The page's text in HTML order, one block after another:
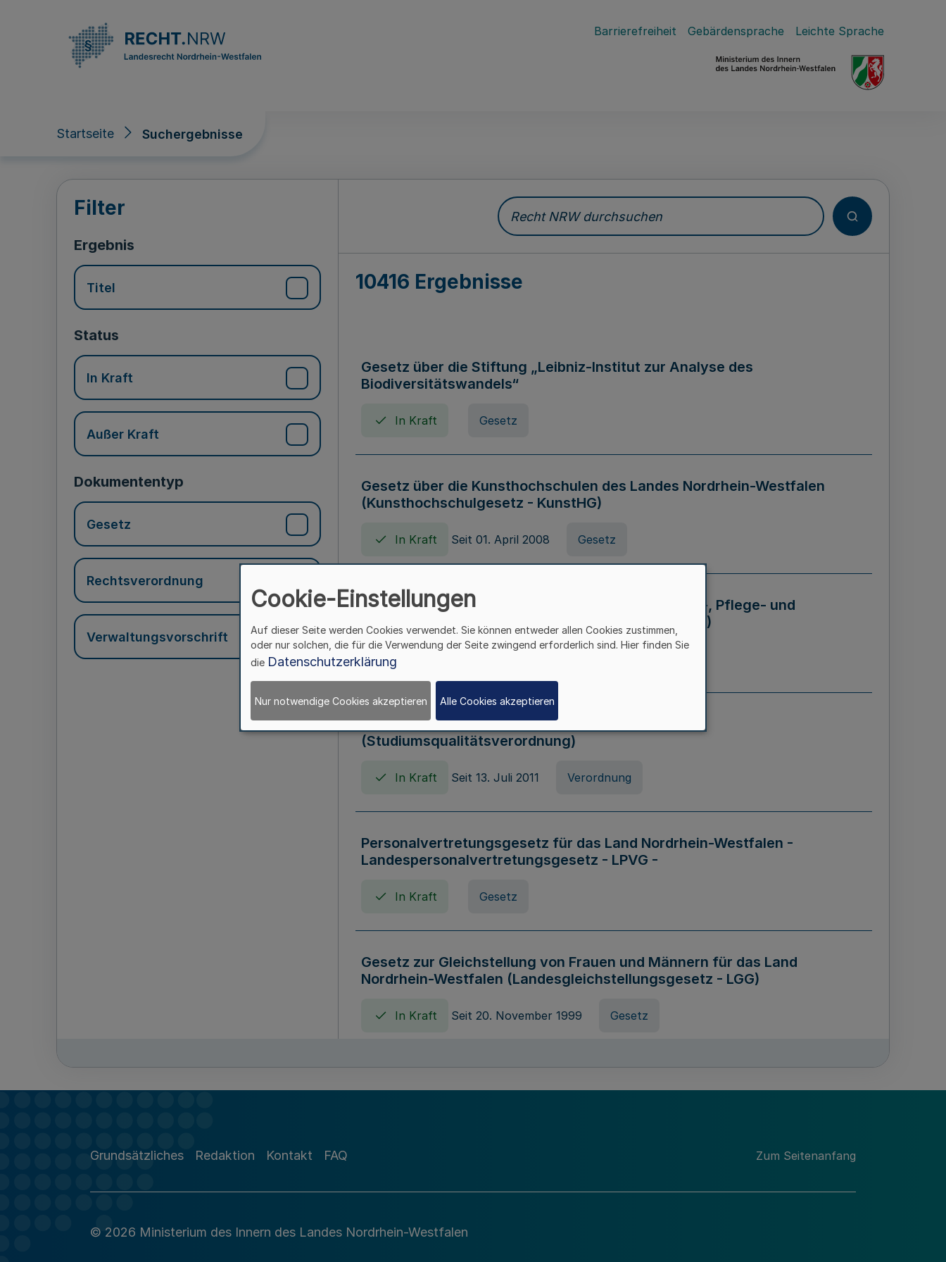
Barrierefreiheit Gebärdensprache Leichte Sprache
Startseite Suchergebnisse
Suchergebnisse
Filter
Ergebnis
Titel
Status
In Kraft
Außer Kraft
Dokumententyp
Gesetz
Rechtsverordnung
Verwaltungsvorschrift
Recht NRW durchsuchen
10416 Ergebnisse
Gesetz über die Stiftung „Leibniz-Institut zur Analyse des
Biodiversitätswandels“
In Kraft Gesetz
Gesetz über die Kunsthochschulen des Landes Nordrhein-Westfalen
(Kunsthochschulgesetz - KunstHG)
In Kraft Seit 01. April 2008 Gesetz
Verordnung über Beihilfen in Geburts-, Krankheits-, Pflege- und
Todesfällen (Beihilfenverordnung NRW - BVO NRW)
In Kraft
Verordnung zum Studiumsqualitätsgesetz
(Studiumsqualitätsverordnung)
In Kraft Seit 13. Juli 2011 Verordnung
Personalvertretungsgesetz für das Land Nordrhein-Westfalen -
Landespersonalvertretungsgesetz - LPVG -
In Kraft Gesetz
Gesetz zur Gleichstellung von Frauen und Männern für das Land
Nordrhein-Westfalen (Landesgleichstellungsgesetz - LGG)
In Kraft Seit 20. November 1999 Gesetz
Grundsätzliches Redaktion Kontakt FAQ Zum Seitenanfang
© 2026 Ministerium des Innern des Landes Nordrhein-Westfalen
Cookie-Einstellungen
Auf dieser Seite werden Cookies verwendet. Sie können entweder allen Cookies zustimmen,
oder nur solchen, die für die Verwendung der Seite zwingend erforderlich sind. Hier finden Sie
die Datenschutzerklärung
Nur notwendige Cookies akzeptieren Alle Cookies akzeptieren